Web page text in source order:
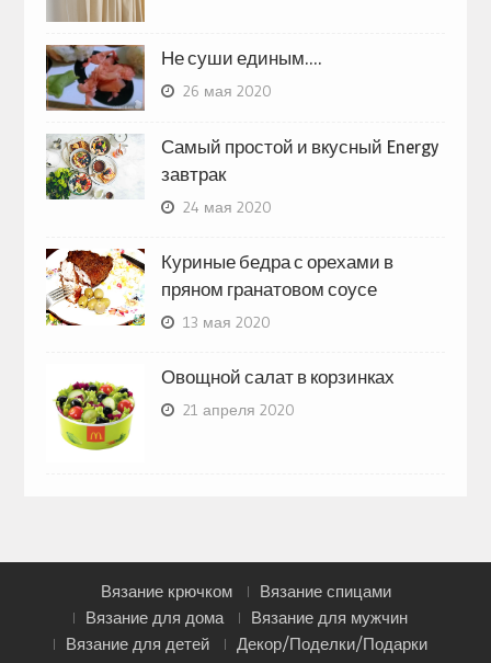
Не суши единым….
26 мая 2020
Самый простой и вкусный Energy
завтрак
24 мая 2020
Куриные бедра с орехами в
пряном гранатовом соусе
13 мая 2020
Овощной салат в корзинках
21 апреля 2020
Вязание крючком
Вязание спицами
Вязание для дома
Вязание для мужчин
Вязание для детей
Декор/Поделки/Подарки